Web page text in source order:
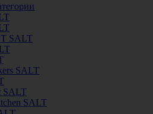
SALT
SALT
SALT
SALT